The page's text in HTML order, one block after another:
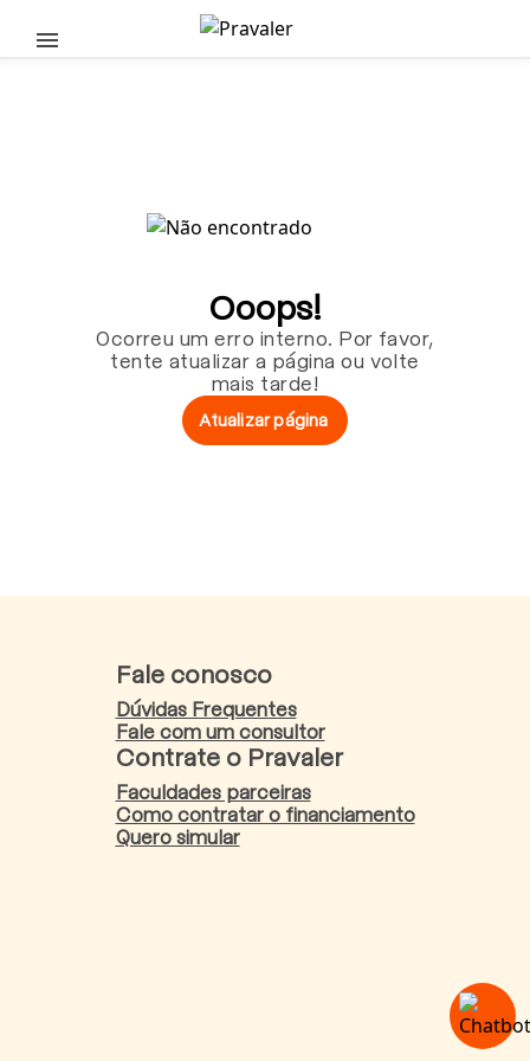
Pular para o conteúdo principal
Ooops!
Ocorreu um erro interno. Por favor,
tente atualizar a página ou volte
mais tarde!
Atualizar página
Fale conosco
Dúvidas Frequentes
Fale com um consultor
Contrate o Pravaler
Faculdades parceiras
Como contratar o financiamento
Quero simular